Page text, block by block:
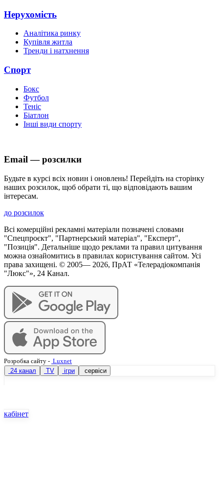
Нерухомість
Аналітика ринку
Купівля житла
Тренди і натхнення
Спорт
Бокс
Футбол
Теніс
Біатлон
Інші види спорту
Email — розсилки
Будьте в курсі всіх новин і оновлень! Перейдіть на сторінку
наших розсилок, щоб обрати ті, що відповідають вашим
інтересам.
до розсилок
Всі комерційні рекламні матеріали позначені словами
"Спецпроєкт", "Партнерський матеріал", "Експерт",
"Позиція". Детальніше щодо реклами та правил цитування
можна ознайомитись в правилах користування сайтом. Усі
права захищені. © 2005— 2026, ПрАТ «Телерадіокомпанія
"Люкс"», 24 Канал.
Розробка сайту - Luxnet
24 канал
TV ігри сервіси
кабінет